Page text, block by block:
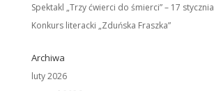
Spektakl „Trzy ćwierci do śmierci” – 17 stycznia
Konkurs literacki „Zduńska Fraszka”
Archiwa
luty 2026